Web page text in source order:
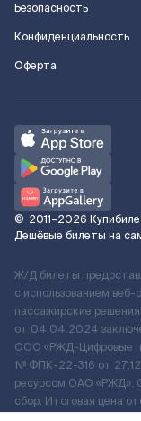
Безопасность
Конфиденциальность
Оферта
© 2011–2026
Дешёвые билеты на
Ж/Д билеты
с использованием
пассажирские
от 04.04.2024
ООО «РЖД-Цифровые
№ ФПК-22-316 от
ресурсом ОАО «РЖД».
сбор. Итоговая цена